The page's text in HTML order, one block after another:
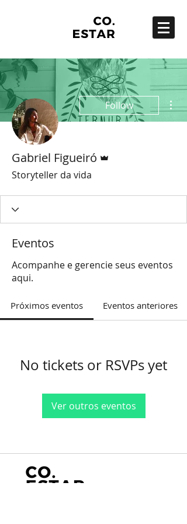
Follow
Gabriel Figueiró
Storyteller da vida
Eventos
Acompanhe e gerencie seus eventos
aqui.
Próximos eventos Eventos anteriores
No tickets or RSVPs yet
Ver outros eventos